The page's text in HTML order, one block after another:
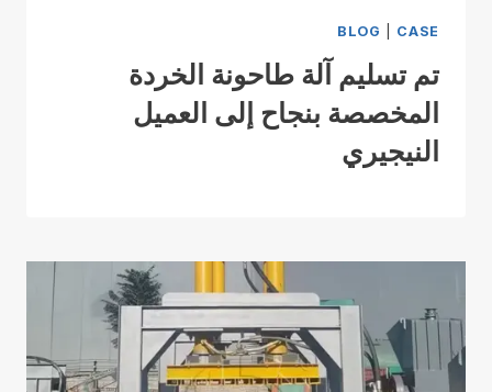
BLOG CASE
تم تسليم آلة طاحونة الخردة
المخصصة بنجاح إلى العميل
النيجيري